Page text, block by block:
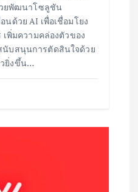
วยพัฒนาโซลูชัน
ด้วย AI เพื่อเชื่อมโยง
เพิ่มความคล่องตัวของ
นับสนุนการตัดสินใจด้วย
ยิ่งขึ้น…